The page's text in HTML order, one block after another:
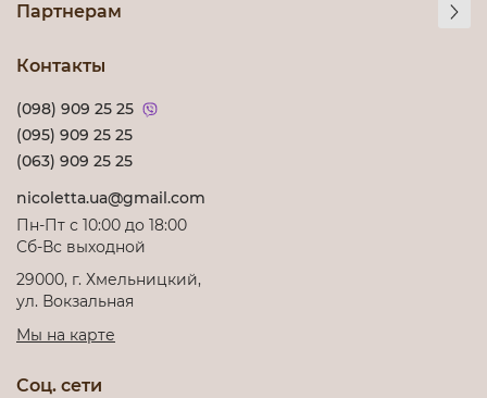
Партнерам
Контакты
(098) 909 25 25
(095) 909 25 25
(063) 909 25 25
nicoletta.ua@gmail.com
Пн-Пт с 10:00 до 18:00
Сб-Вс выходной
29000, г. Хмельницкий,
ул. Вокзальная
Мы на карте
Соц. сети